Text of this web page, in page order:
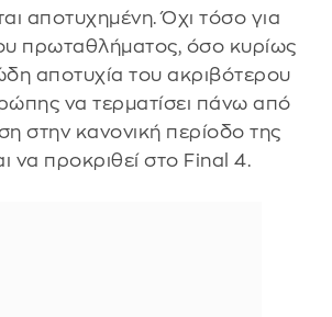
αποτυχημένη. Όχι τόσο για
πρωταθλήματος, όσο κυρίως
αποτυχία του ακριβότερου
να τερματίσει πάνω από
στην κανονική περίοδο της
να προκριθεί στο Final 4.